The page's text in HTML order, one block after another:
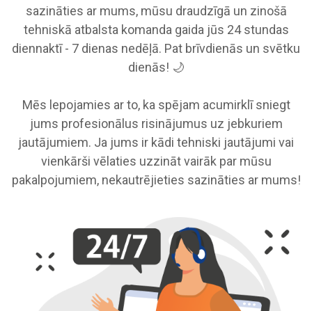
sazināties ar mums, mūsu draudzīgā un zinošā
tehniskā atbalsta komanda gaida jūs 24 stundas
diennaktī - 7 dienas nedēļā. Pat brīvdienās un svētku
dienās! 🌙
Mēs lepojamies ar to, ka spējam acumirklī sniegt
jums profesionālus risinājumus uz jebkuriem
jautājumiem. Ja jums ir kādi tehniski jautājumi vai
vienkārši vēlaties uzzināt vairāk par mūsu
pakalpojumiem, nekautrējieties sazināties ar mums!